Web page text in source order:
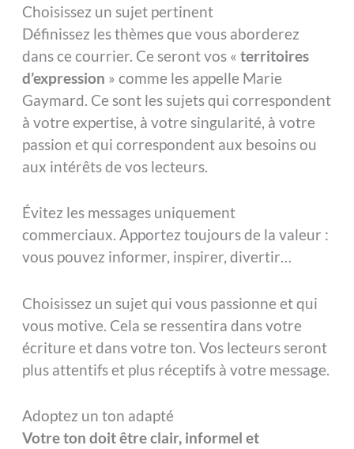
Choisissez un sujet pertinent
Définissez les thèmes que vous aborderez
dans ce courrier. Ce seront vos « territoires
d’expression » comme les appelle Marie
Gaymard. Ce sont les sujets qui correspondent
à votre expertise, à votre singularité, à votre
passion et qui correspondent aux besoins ou
aux intérêts de vos lecteurs.
Évitez les messages uniquement
commerciaux. Apportez toujours de la valeur :
vous pouvez informer, inspirer, divertir…
Choisissez un sujet qui vous passionne et qui
vous motive. Cela se ressentira dans votre
écriture et dans votre ton. Vos lecteurs seront
plus attentifs et plus réceptifs à votre message.
Adoptez un ton adapté
Votre ton doit être clair, informel et